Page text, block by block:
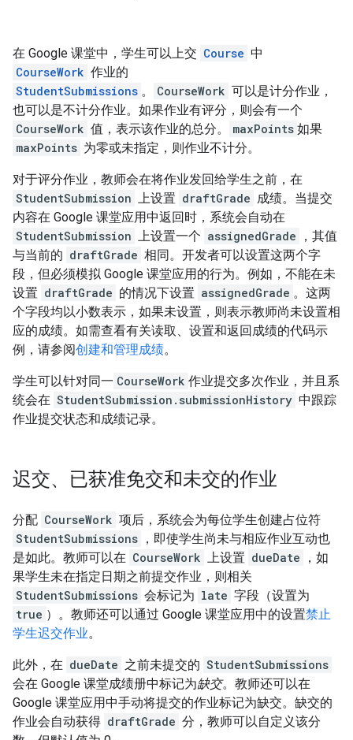
在 Google 课堂中，学生可以上交 Course 中
CourseWork 作业的
StudentSubmissions 。 CourseWork 可以是计分作业，
也可以是不计分作业。如果作业有评分，则会有一个
CourseWork 值，表示该作业的总分。 maxPoints 如果
maxPoints 为零或未指定，则作业不计分。
对于评分作业，教师会在将作业发回给学生之前，在
StudentSubmission 上设置 draftGrade 成绩。当提交
内容在 Google 课堂应用中返回时，系统会自动在
StudentSubmission 上设置一个 assignedGrade
，其值
与当前的 draftGrade 相同。开发者可以设置这两个字
段，但必须模拟 Google 课堂应用的行为。例如，不能在未
设置 draftGrade 的情况下设置 assignedGrade 。这两
个字段均以小数表示，如果未设置，则表示教师尚未设置相
应的成绩。如需查看有关读取、设置和返回成绩的代码示
例，请参阅创建和管理成绩。
学生可以针对同一 CourseWork 作业提交多次作业，并且系
统会在 StudentSubmission.submissionHistory 中跟踪
作业提交状态和成绩记录。
迟交、已获准免交和未交的作业
分配 CourseWork 项后，系统会为每位学生创建占位符
StudentSubmissions ，即使学生尚未与相应作业互动也
是如此。教师可以在 CourseWork 上设置 dueDate
，如
果学生未在指定日期之前提交作业，则相关
StudentSubmissions 会标记为 late 字段（设置为
true ）。教师还可以通过 Google 课堂应用中的设置禁止
学生迟交作业。
此外，在 dueDate 之前未提交的 StudentSubmissions
会在 Google 课堂成绩册中标记为缺交。教师还可以在
Google 课堂应用中手动将提交的作业标记为缺交。缺交的
作业会自动获得 draftGrade 分，教师可以自定义该分